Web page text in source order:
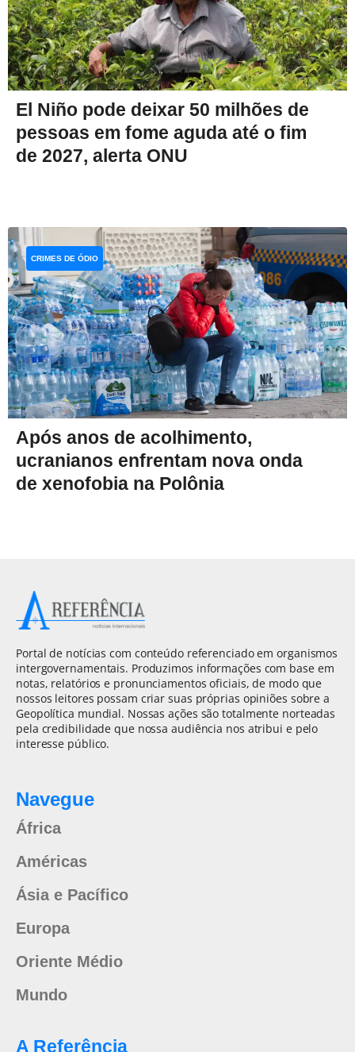
El Niño pode deixar 50 milhões de
pessoas em fome aguda até o fim
de 2027, alerta ONU
Após anos de acolhimento,
ucranianos enfrentam nova onda
de xenofobia na Polônia
CRIMES DE ÓDIO
Portal de notícias com conteúdo referenciado em organismos
intergovernamentais. Produzimos informações com base em
notas, relatórios e pronunciamentos oficiais, de modo que
nossos leitores possam criar suas próprias opiniões sobre a
Geopolítica mundial. Nossas ações são totalmente norteadas
pela credibilidade que nossa audiência nos atribui e pelo
interesse público.
Navegue
África
Américas
Ásia e Pacífico
Europa
Oriente Médio
Mundo
A Referência